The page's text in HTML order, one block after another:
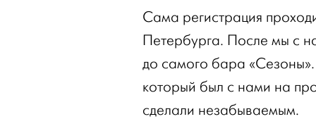
Сама регистрация
Петербурга. После мы с
до самого бара
который был с нами на
сделали незабываемым.